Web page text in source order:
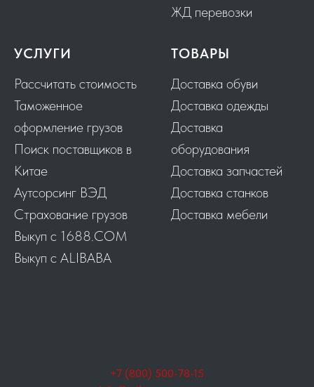
ЖД перевозки
УСЛУГИ
Рассчитать стоимость
Таможенное
оформление грузов
Поиск поставщиков в
Китае
Аутсорсинг ВЭД
Страхование грузов
Выкуп с 1688.COM
Выкуп с ALIBABA
ТОВАРЫ
Доставка обуви
Доставка одежды
Доставка
оборудования
Доставка запчастей
Доставка станков
Доставка мебели
+7 (800) 500-78-15